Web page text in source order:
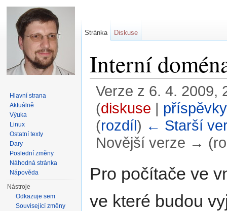
Interní
Verze z 6. 4. 2009,
(diskuse | příspěvky
(rozdíl) ← Starší
Novější verze →
Pro počítače ve
ve které budou
Stránka Diskuse
Hlavní strana
Aktuálně
Výuka
Linux
Ostatní texty
Dary
Poslední změny
Náhodná stránka
Nápověda
Nástroje
Odkazuje sem
Související změny